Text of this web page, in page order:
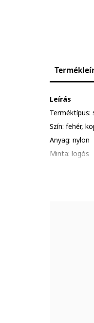
Leírás
Terméktípus:
Szín: fehér,
Anyag: nylon
Minta: logós